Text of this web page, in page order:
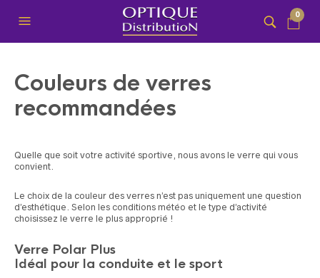
0
Couleurs de verres
recommandées
Quelle que soit votre activité sportive, nous avons le verre qui vous
convient.
Le choix de la couleur des verres n’est pas uniquement une question
d’esthétique. Selon les conditions météo et le type d’activité
choisissez le verre le plus approprié !
Verre Polar Plus
Idéal pour la conduite et le sport